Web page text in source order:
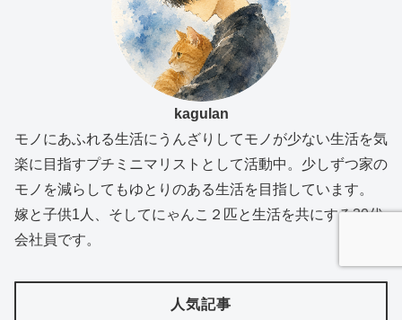
kagulan
モノにあふれる生活にうんざりしてモノが少ない生活を気
楽に目指すプチミニマリストとして活動中。少しずつ家の
モノを減らしてもゆとりのある生活を目指しています。
嫁と子供1人、そしてにゃんこ２匹と生活を共にする30代
会社員です。
人気記事